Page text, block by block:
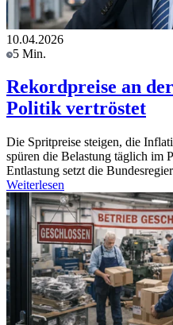
10.04.2026
5 Min.
Rekordpreise an
Politik vertröstet
Die Spritpreise steigen, die
spüren die Belastung täglich im
Entlastung setzt die
Weiterlesen